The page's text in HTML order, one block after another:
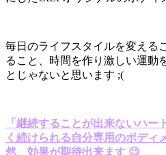
毎日のライフスタイルを変える
ること、時間を作り激しい運動
とじゃないと思います ;(
「継続することが出来ないハ
く続けられる自分専用のボディ
然、効果が期待出来ます 😉